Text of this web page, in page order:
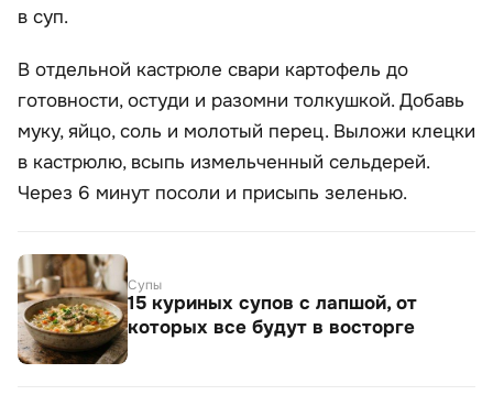
в суп.
В отдельной кастрюле свари картофель до
готовности, остуди и разомни толкушкой. Добавь
муку, яйцо, соль и молотый перец. Выложи клецки
в кастрюлю, всыпь измельченный сельдерей.
Через 6 минут посоли и присыпь зеленью.
Супы
15 куриных супов с лапшой, от
которых все будут в восторге